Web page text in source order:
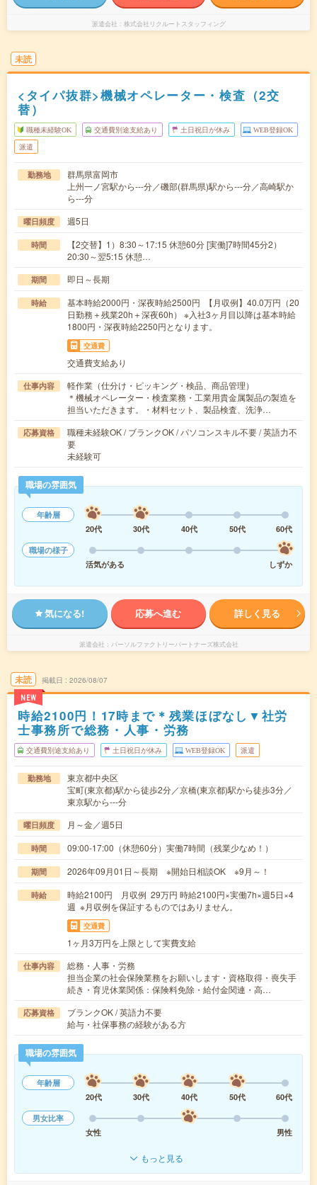
派遣会社 株式会社リクルートスタッフィング
未読
<タイパ抜群>機械オペレーター・検査（2交
替）
職種未経験OK 交通費別途支給あり 土日祝日が休み WEB登録OK
派遣
勤務地
群馬県富岡市
上州一ノ宮駅から---分／磯部(群馬県)駅から---分／高崎駅か
ら---分
曜日頻度 週5日
時間
【2交替】1）8:30～17:15 休憩60分 [実働]7時間45分2）
20:30～翌5:15 休憩…
期間 即日～長期
時給
基本時給2000円・深夜時給2500円 【月収例】40.0万円（20
日勤務＋残業20h＋深夜60h） ※入社3ヶ月目以降は基本時給
1800円・深夜時給2250円となります。
交通費
交通費支給あり
仕事内容
軽作業（仕分け・ピッキング・検品、商品管理）
＊機械オペレーター・検査業務・工業用貴金属製品の製造を
担当いただきます。・材料セット、製品検査、洗浄…
応募資格
職種未経験OK / ブランクOK / パソコンスキル不要 / 英語力不
要
未経験可
職場の雰囲気
年齢層
20代
30代 40代 50代
60代
職場の様子
活気がある
しずか
気になる! 応募へ進む 詳しく見る
派遣会社 パーソルファクトリーパートナーズ株式会社
未読
NEW
掲載日 2026/08/07
時給2100円！17時まで＊残業ほぼなし▼社労
士事務所で総務・人事・労務
交通費別途支給あり 土日祝日が休み WEB登録OK 派遣
勤務地
東京都中央区
宝町(東京都)駅から徒歩2分／京橋(東京都)駅から徒歩3分／
東京駅から---分
曜日頻度 月～金／週5日
時間 09:00-17:00（休憩60分）実働7時間（残業少なめ！）
期間 2026年09月01日～長期 ※開始日相談OK ※9月～！
時給
時給2100円 月収例 29万円 時給2100円×実働7h×週5日×4
週 ※月収例を保証するものではありません。
交通費
1ヶ月3万円を上限として実費支給
仕事内容
総務・人事・労務
担当企業の社会保険業務をお願いします・資格取得・喪失手
続き・育児休業関係：保険料免除・給付金関連・高…
応募資格
ブランクOK / 英語力不要
給与・社保事務の経験がある方
職場の雰囲気
年齢層
20代
30代 40代 50代
60代
男女比率
女性
男性
もっと見る